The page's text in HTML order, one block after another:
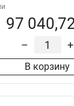
97
– +
В корзину